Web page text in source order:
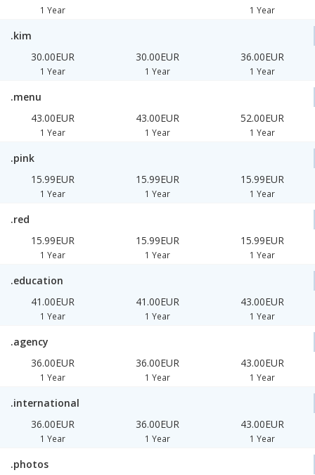
1 Year 1 Year
.kim
30.00EUR
1 Year
30.00EUR
1 Year
36.00EUR
1 Year
.menu
43.00EUR
1 Year
43.00EUR
1 Year
52.00EUR
1 Year
.pink
15.99EUR
1 Year
15.99EUR
1 Year
15.99EUR
1 Year
.red
15.99EUR
1 Year
15.99EUR
1 Year
15.99EUR
1 Year
.education
41.00EUR
1 Year
41.00EUR
1 Year
43.00EUR
1 Year
.agency
36.00EUR
1 Year
36.00EUR
1 Year
43.00EUR
1 Year
.international
36.00EUR
1 Year
36.00EUR
1 Year
43.00EUR
1 Year
.photos